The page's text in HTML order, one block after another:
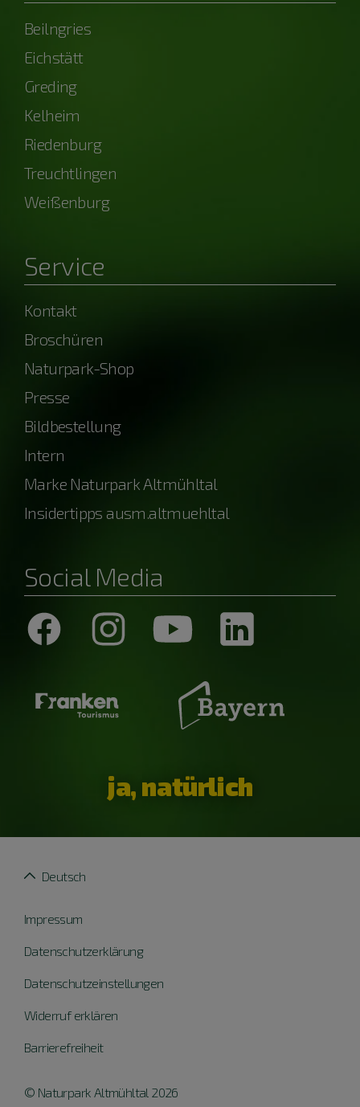
Beilngries
Eichstätt
Greding
Kelheim
Riedenburg
Treuchtlingen
Weißenburg
Service
Kontakt
Broschüren
Naturpark-Shop
Presse
Bildbestellung
Intern
Marke Naturpark Altmühltal
Insidertipps ausm.altmuehltal
Social Media
ja, natürlich
Impressum
Datenschutzerklärung
Datenschutzeinstellungen
Widerruf erklären
Barrierefreiheit
Deutsch
© Naturpark Altmühltal 2026